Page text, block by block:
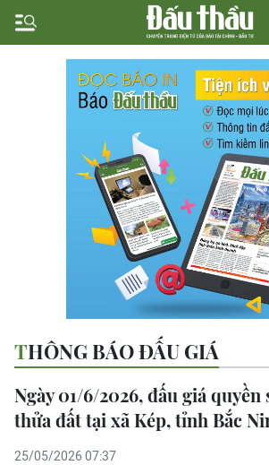
THÔNG BÁO ĐẤU GIÁ
Ngày 01/6/2026, đấu giá
thửa đất tại xã Kép, tỉnh Bắc
25/05/2026 07:37